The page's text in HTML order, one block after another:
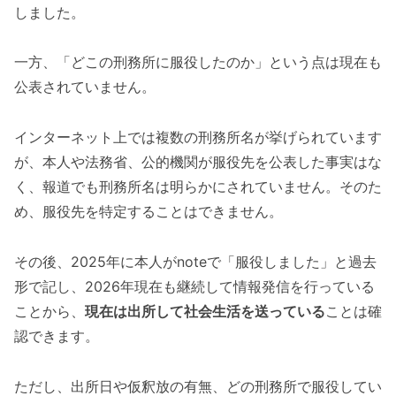
しました。
一方、「どこの刑務所に服役したのか」という点は現在も
公表されていません。
インターネット上では複数の刑務所名が挙げられています
が、本人や法務省、公的機関が服役先を公表した事実はな
く、報道でも刑務所名は明らかにされていません。そのた
め、服役先を特定することはできません。
その後、2025年に本人がnoteで「服役しました」と過去
形で記し、2026年現在も継続して情報発信を行っている
ことから、 現在は出所して社会生活を送っていることは確
認できます。
ただし、出所日や仮釈放の有無、どの刑務所で服役してい